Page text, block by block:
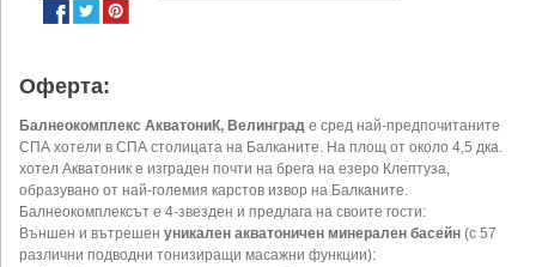
Оферта:
Балнеокомплекс АкватониК, Велинград е сред най-предпочитаните
СПА хотели в СПА столицата на Балканите. На площ от около 4,5 дка.
хотел Акватоник е изграден почти на брега на езеро Клептуза,
образувано от най-големия карстов извор на Балканите.
Балнеокомплексът е 4-звезден и предлага на своите гости:
Външен и вътрешен уникален акватоничен минерален басейн (с 57
различни подводни тонизиращи масажни функции):